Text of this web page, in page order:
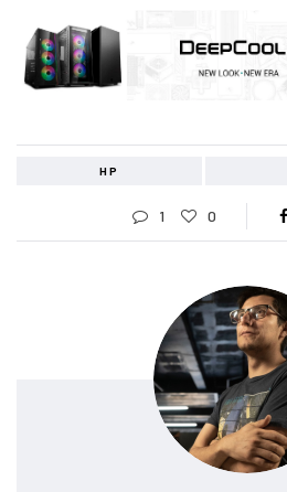
HP
1 0